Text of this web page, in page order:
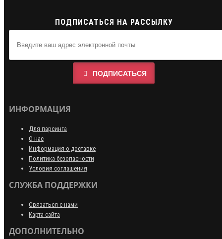
ПОДПИСАТЬСЯ НА РАССЫЛКУ
ПОДПИСАТЬСЯ
ИНФОРМАЦИЯ
Для парсинга
О нас
Информация о доставке
Политика безопасности
Условия соглашения
СЛУЖБА ПОДДЕРЖКИ
Связаться с нами
Карта сайта
ДОПОЛНИТЕЛЬНО